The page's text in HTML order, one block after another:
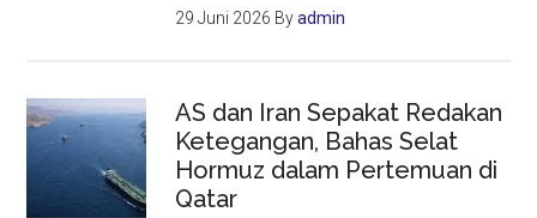
29 Juni 2026 Byadmin
AS dan Iran Sepakat Redakan
Ketegangan, Bahas Selat
Hormuz dalam Pertemuan di
Qatar